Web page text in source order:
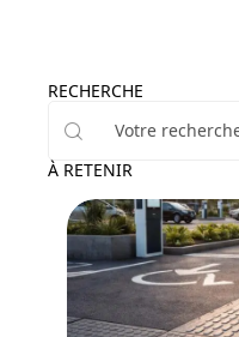
RECHERCHE
À RETENIR
Actu